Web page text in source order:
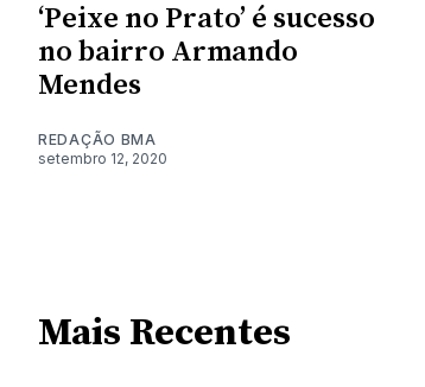
‘Peixe no Prato’ é sucesso
no bairro Armando
Mendes
REDAÇÃO BMA
setembro 12, 2020
Mais Recentes